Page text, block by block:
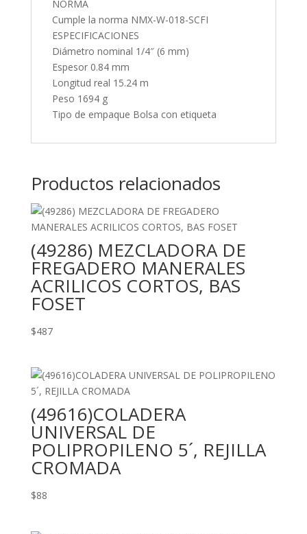
NORMA
Cumple la norma NMX-W-018-SCFI
ESPECIFICACIONES
Diámetro nominal 1/4″ (6 mm)
Espesor 0.84 mm
Longitud real 15.24 m
Peso 1694 g
Tipo de empaque Bolsa con etiqueta
Productos relacionados
(49286) MEZCLADORA DE
FREGADERO MANERALES
ACRILICOS CORTOS, BAS
FOSET
$487
(49616)COLADERA
UNIVERSAL DE
POLIPROPILENO 5´, REJILLA
CROMADA
$88